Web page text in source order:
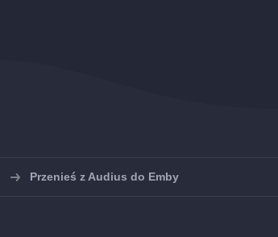
Przenieś z Audius do Emby